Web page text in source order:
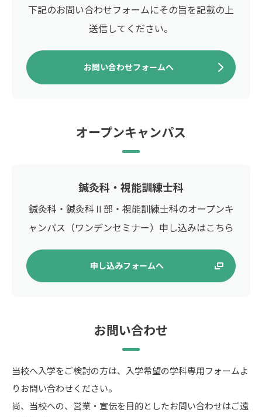
下記のお問い合わせフォームにその旨を記載の上
送信してください。
お問い合わせフォームへ
オープンキャンパス
鍼灸科・視能訓練士科
鍼灸科・鍼灸科Ⅱ部・視能訓練士科のオープンキ
ャンパス（ワンデンセミナー） 申し込みはこちら
申し込みフォームへ
お問い合わせ
当校へ入学をご検討の方は、入学希望の学科専用フォームよ
りお問い合わせください。
尚、当校への、営業・宣伝を目的としたお問い合わせはご遠